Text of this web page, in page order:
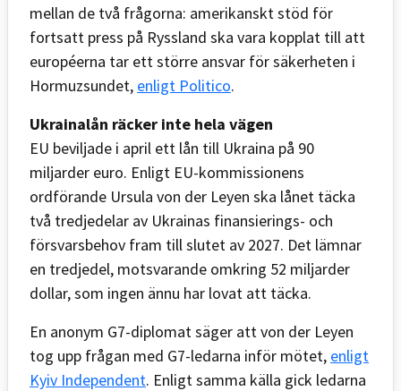
mellan de två frågorna: amerikanskt stöd för
fortsatt press på Ryssland ska vara kopplat till att
européerna tar ett större ansvar för säkerheten i
Hormuzsundet, enligt Politico.
Ukrainalån räcker inte hela vägen
EU beviljade i april ett lån till Ukraina på 90
miljarder euro. Enligt EU-kommissionens
ordförande Ursula von der Leyen ska lånet täcka
två tredjedelar av Ukrainas finansierings- och
försvarsbehov fram till slutet av 2027. Det lämnar
en tredjedel, motsvarande omkring 52 miljarder
dollar, som ingen ännu har lovat att täcka.
En anonym G7-diplomat säger att von der Leyen
tog upp frågan med G7-ledarna inför mötet, enligt
Kyiv Independent. Enligt samma källa gick ledarna